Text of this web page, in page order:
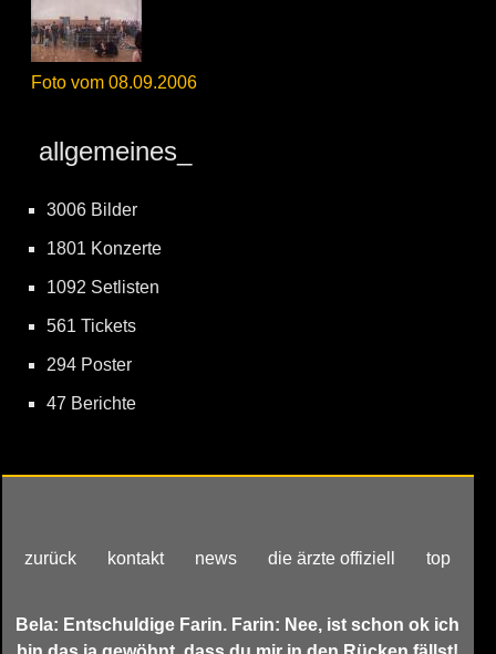
Foto vom 08.09.2006
allgemeines_
3006 Bilder
1801 Konzerte
1092 Setlisten
561 Tickets
294 Poster
47 Berichte
zurück kontakt news die ärzte offiziell top
Bela: Entschuldige Farin. Farin: Nee, ist schon ok ich